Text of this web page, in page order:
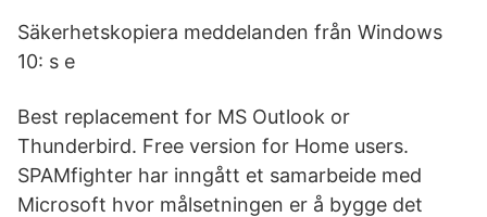
Säkerhetskopiera meddelanden från Windows
10: s e
Best replacement for MS Outlook or
Thunderbird. Free version for Home users.
SPAMfighter har inngått et samarbeide med
Microsoft hvor målsetningen er å bygge det